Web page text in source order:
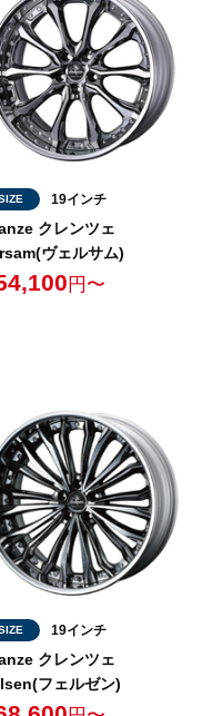
19インチ
クレンツェ
ヴェルサム)
円〜
19インチ
クレンツェ
フェルゼン)